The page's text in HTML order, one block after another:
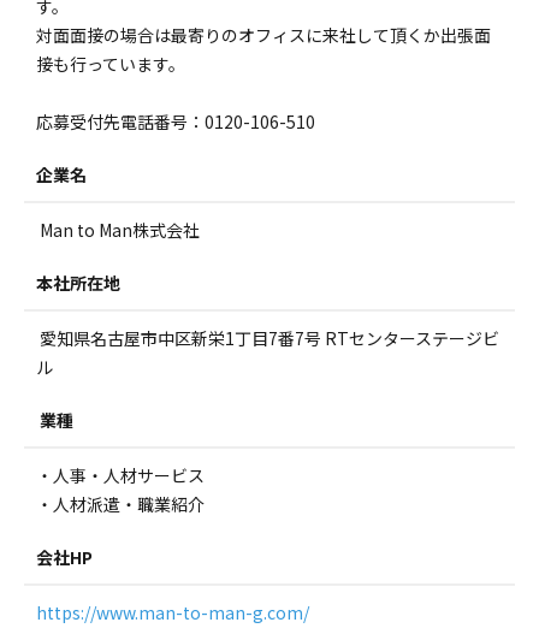
す。
対面面接の場合は最寄りのオフィスに来社して頂くか出張面
接も行っています。
応募受付先電話番号：0120-106-510
企業名
Man to Man株式会社
本社所在地
愛知県名古屋市中区新栄1丁目7番7号 RTセンターステージビ
ル
業種
・人事・人材サービス
・人材派遣・職業紹介
会社HP
https://www.man-to-man-g.com/